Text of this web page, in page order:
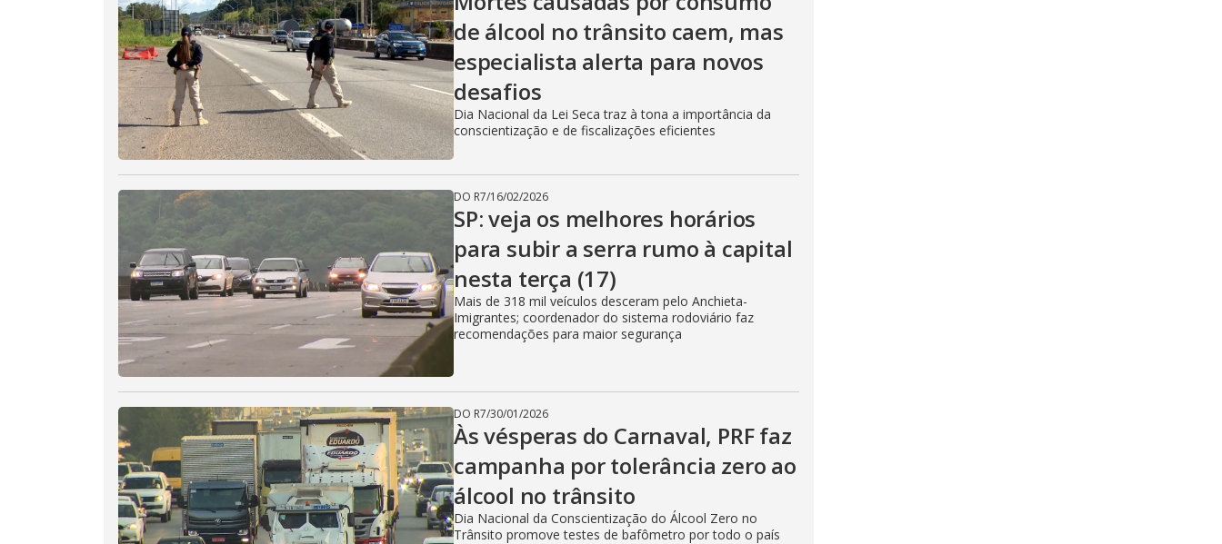
de álcool no trânsito caem, mas
especialista alerta para novos
desafios
Dia Nacional da Lei Seca traz à tona a importância da
conscientização e de fiscalizações eficientes
DO R7/16/02/2026
SP: veja os melhores horários
para subir a serra rumo à capital
nesta terça (17)
Mais de 318 mil veículos desceram pelo Anchieta-
Imigrantes; coordenador do sistema rodoviário faz
recomendações para maior segurança
DO R7/30/01/2026
Às vésperas do Carnaval, PRF faz
campanha por tolerância zero ao
álcool no trânsito
Dia Nacional da Conscientização do Álcool Zero no
Trânsito promove testes de bafômetro por todo o país